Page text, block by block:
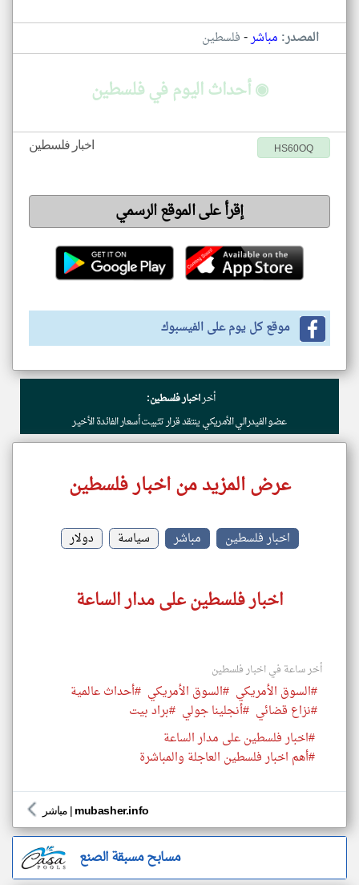
المصدر: مباشر-فلسطين
◉ أحداث اليوم في فلسطين
اخبار فلسطين HS60OQ
إقرأ على الموقع الرسمي
موقع كل يوم على الفيسبوك
أخراخبار فلسطين:
عضو الفيدرالي الأمريكي ينتقد قرار تثبيت أسعار الفائدة الأخير
عرض المزيد من اخبار فلسطين
اخبار فلسطين مباشر سياسة دولار
اخبار فلسطين على مدار الساعة
أخر ساعة في اخبار فلسطين
#السوق الأمريكي #السوق الأمريكي #أحداث عالمية
#نزاع قضائي #أنجلينا جولي #براد بيت
#اخبار فلسطين على مدار الساعة
#أهم اخبار فلسطين العاجلة والمباشرة
مباشر | mubasher.info
مسابح مسبقة الصنع